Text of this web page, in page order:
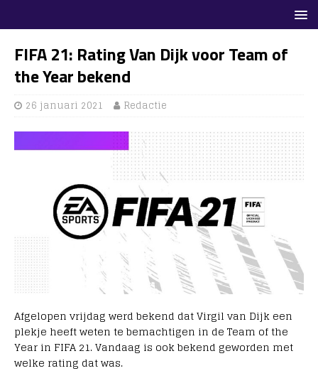
FIFA 21: Rating Van Dijk voor Team of
the Year bekend
26 januari 2021 Redactie
Afgelopen vrijdag werd bekend dat Virgil van Dijk een
plekje heeft weten te bemachtigen in de Team of the
Year in FIFA 21. Vandaag is ook bekend geworden met
welke rating dat was.